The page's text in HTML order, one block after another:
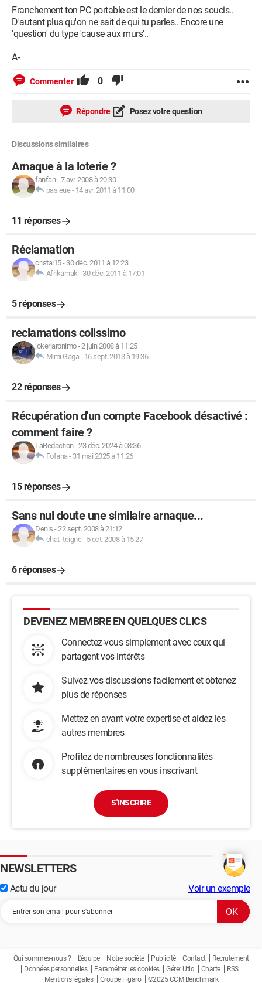
Franchement ton PC portable est le dernier de nos soucis..
D'autant plus qu'on ne sait de qui tu parles.. Encore une
'question' du type 'cause aux murs'..
A-
Commenter 0
Répondre Posez votre question
Discussions similaires
Arnaque à la loterie ?
fanfan-7 avr. 2008 à 20:30
pas eue- 14 avr. 2011 à 11:00
11 réponses
Réclamation
cristal15- 30 déc. 2011 à 12:23
Afrikarnak - 30 déc. 2011 à 17:01
5 réponses
reclamations colissimo
jokerjaronimo-2 juin 2008 à 11:25
Mimi Gaga - 16 sept. 2013 à 19:36
22 réponses
Récupération d'un compte Facebook désactivé :
comment faire ?
LaRedaction-23 déc. 2024 à 08:36
Fofana - 31 mai 2025 à 11:26
15 réponses
Sans nul doute une similaire arnaque...
Denis -22 sept. 2008 à 21:12
chat_teigne- 5 oct. 2008 à 15:27
6 réponses
DEVENEZ MEMBRE EN QUELQUES CLICS
Connectez-vous simplement avec ceux qui
partagent vos intérêts
Suivez vos discussions facilement et obtenez
plus de réponses
Mettez en avant votre expertise et aidez les
autres membres
Profitez de nombreuses fonctionnalités
supplémentaires en vous inscrivant
S'INSCRIRE
NEWSLETTERS
Actu du jour Voir un exemple
Qui sommes-nous ? L'équipe Notre société Publicité Contact
Recrutement
Données personnelles
Paramétrer les cookies Gérer Utiq Charte
RSS
Mentions légales
Groupe Figaro ©2025 CCM Benchmark